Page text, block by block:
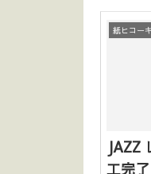
紙ヒコー
JAZZ
工完